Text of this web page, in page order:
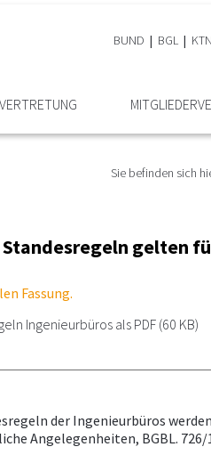
BUND BGL KTN
Sie befinden sich
Standesregeln gelten
Fassung.
Ingenieurbüros als PDF (60 KB)
der Ingenieurbüros
Angelegenheiten, BGBL.